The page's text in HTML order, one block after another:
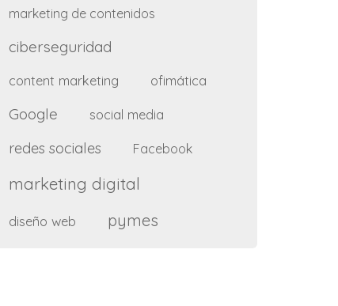
marketing de contenidos
ciberseguridad
content marketing ofimática
Google social media
redes sociales Facebook
marketing digital
diseño web pymes